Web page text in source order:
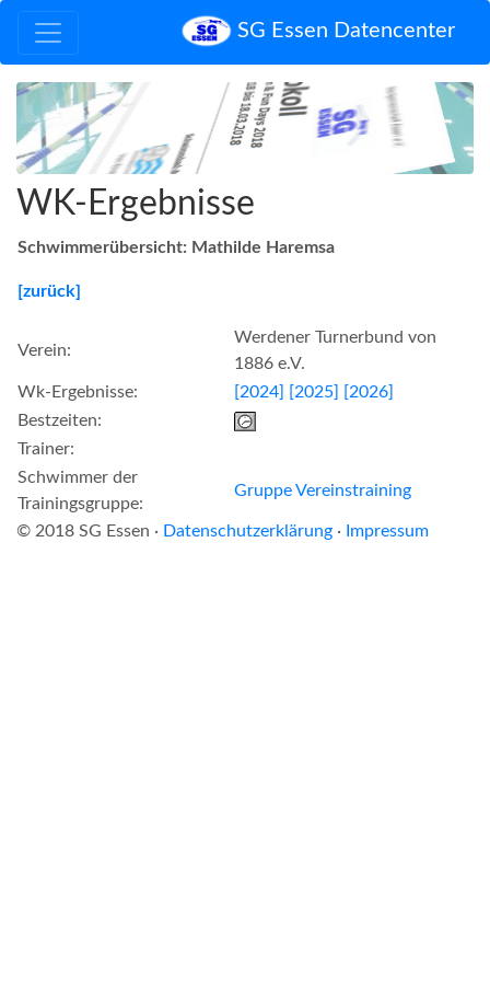
SG Essen Datencenter
WK-Ergebnisse
Schwimmerübersicht: Mathilde Haremsa
[zurück]
Verein:
Werdener Turnerbund von
1886 e.V.
Wk-Ergebnisse:
[2024] [2025]
[2026]
Bestzeiten:
Trainer:
Schwimmer der
Trainingsgruppe:
Gruppe Vereinstraining
© 2018 SG Essen · Datenschutzerklärung · Impressum